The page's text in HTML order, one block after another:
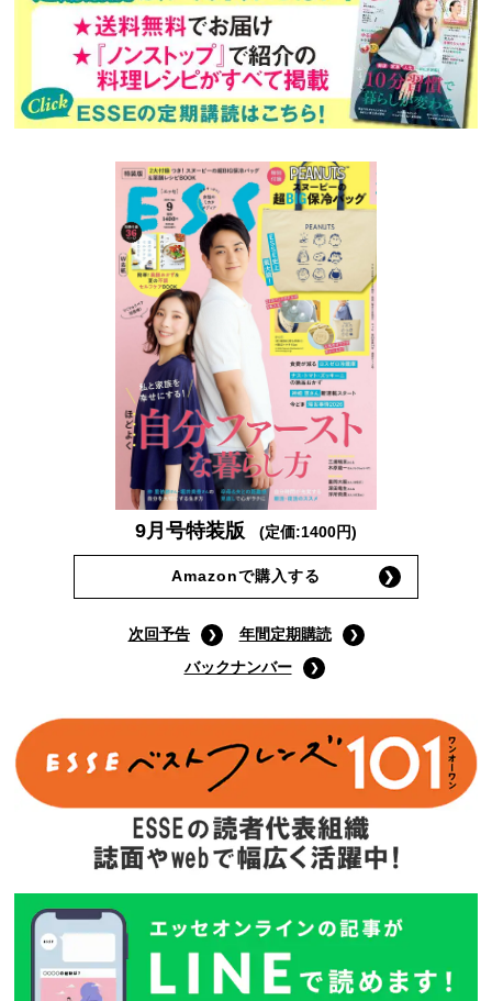
9月号特装版 (定価:1400円)
Amazonで購入する
次回予告
年間定期購読
バックナンバー